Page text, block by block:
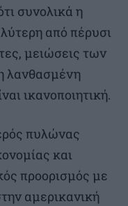
συνολικά η
από πέρυσι
μειώσεις των
λανθασμένη
ικανοποιητική.
πυλώνας
και
προορισμός με
αμερικανική